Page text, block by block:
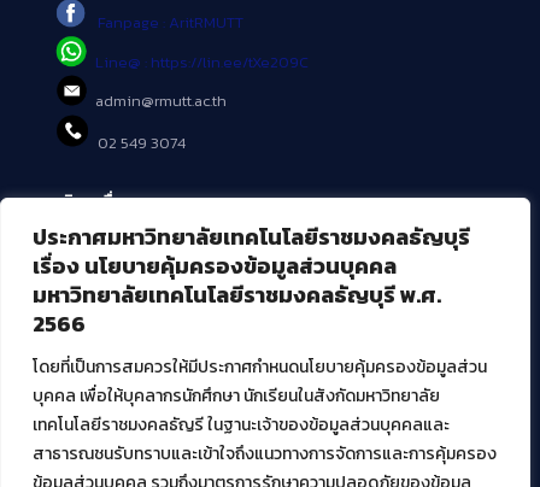
ประกาศมหาวิทยาลัยเทคโนโลยีราชมงคลธัญบุรี
เรื่อง นโยบายคุ้มครองข้อมูลส่วนบุคคล
มหาวิทยาลัยเทคโนโลยีราชมงคลธัญบุรี พ.ศ.
2566
โดยที่เป็นการสมควรให้มีประกาศกำหนดนโยบายคุ้มครองข้อมูลส่วน
บุคคล เพื่อให้บุคลากรนักศึกษา นักเรียนในสังกัดมหาวิทยาลัย
เทคโนโลยีราชมงคลธัญรี ในฐานะเจ้าของข้อมูลส่วนบุคคลและ
สาธารณชนรับทราบและเข้าใจถึงแนวทางการจัดการและการคุ้มครอง
Fanpage : AritRMUTT
Line@ : https://lin.ee/tXe209C
admin@rmutt.ac.th
02 549 3074
บริการอื่นๆ ของ สวส.
ศูนย์สื่อดิจิทัล
ศูนย์นวัตกรรมและความรู้
ศูนย์พัฒนาและบริการนวัตกรรมดิจิทัล
สมัยใหม่ (MoSeC)
งานบริการวิชาการให้กับหน่วยงานภายนอก
โครงการส่งเสริมและพัฒนาผู้ประกอบการ SME โดย. มทร.ธัญบุรี